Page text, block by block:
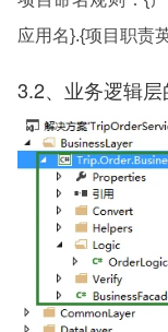
应用名}.{项目职责
3.2、业务逻辑